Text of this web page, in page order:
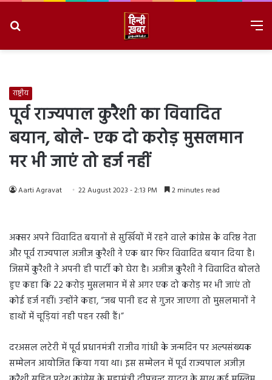
राष्ट्रीय
पूर्व राज्यपाल कुरैशी का विवादित
बयान, बोले- एक दो करोड़ मुसलमान
मर भी जाएं तो हर्ज नहीं
Aarti Agravat 22 August 2023 - 2:13 PM 2 minutes read
अक्सर अपने विवादित बयानों से सुर्खियों में रहने वाले कांग्रेस के वरिष्ठ नेता
और पूर्व राज्यपाल अजीज कुरैशी ने एक बार फिर विवादित बयान दिया है।
जिसमें कुरैशी ने अपनी ही पार्टी को घेरा है। अजीज कुरैशी ने विवादित बोलते
हुए कहा कि 22 करोड़ मुसलमान में से अगर एक दो करोड़ मर भी जाएं तो
कोई हर्ज नहीं। उन्होंने कहा, “जब पानी हद से गुजर जाएगा तो मुसलमानों ने
हाथों में चूड़ियां नही पहन रखी हैं।”
दरअसल लटेरी में पूर्व प्रधानमंत्री राजीव गांधी के जन्मदिन पर अल्पसंख्यक
सम्मेलन आयोजित किया गया था। इस सम्मेलन में पूर्व राज्यपाल अजीज़